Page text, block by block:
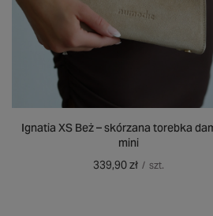
Ignatia XS Beż – skórzana torebka
mini
339,90 zł / szt.